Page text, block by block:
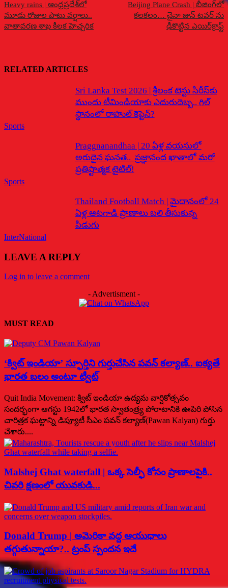
Heavy rains | ఆంధ్రప్రదేశ్‌లో
మూడు రోజుల పాటు వర్షాలు..
వాతావరణ శాఖ కీలక హెచ్చరిక
Beijing Plane Crash | బీజింగ్‌లో
కలకలం… చైనా జున్ టవర్ ను
ఢీకొట్టిన ఎయిర్‌క్రాఫ్ట్
RELATED ARTICLES
Sports
Sri Lanka Test 2026 | శ్రీలంక టెస్టు సిరీస్‌కు
ముందు టీమిండియాకు ఎదురుదెబ్బ.. గిల్
స్థానంలో రాహుల్ కెప్టెన్?
Sports
Praggnanandhaa | 20 ఏళ్ల వయసులో
అరుదైన ఘనత.. ప్రజ్ఞానంద ఖాతాలో మరో
ప్రతిష్టాత్మక టైటిల్!
InterNational
Thailand Football Match | మైదానంలో 24
ఏళ్ల ఆటగాడి ప్రాణాలు బలి తీసుకున్న
పిడుగు
LEAVE A REPLY
Log in to leave a comment
- Advertisment -
MUST READ
‘క్విట్ ఇండియా’ స్ఫూర్తిని గుర్తుచేసిన పవన్ కల్యాణ్.. ఐక్యతే
భారత బలం అంటూ ట్వీట్
Quit India Movement: క్విట్ ఇండియా ఉద్యమ వార్షికోత్సవం
సందర్భంగా ఆగస్టు 1942లో భారత స్వాతంత్ర్య పోరాటానికి ఊపిరి పోసిన
చారిత్రక ఘట్టాన్ని డిప్యూటీ సీఎం పవన్ కల్యాణ్(Pawan Kalyan) గుర్తు
చేశారు....
Malshej Ghat waterfall | ఒక్క సెల్ఫీ కోసం ప్రాణాలపైకి..
చివరి క్షణంలో యువకుడి...
Donald Trump | అమెరికా వద్ద ఆయుధాలు
తగ్గుతున్నాయా?.. ట్రంప్ స్పందన ఇదే